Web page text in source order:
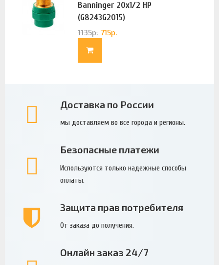
Banninger 20х1/2 НР
(G8243G2015)
1135р. 715р.
Доставка по России
мы доставляем во все города и регионы.
Безопасные платежи
Используются только надежные способы
оплаты.
Защита прав потребителя
От заказа до получения.
Онлайн заказ 24/7